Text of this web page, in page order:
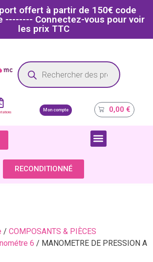
offert à partir de 150€ code
-------- Connectez-vous pour voir
les prix TTC
dédié aux professionnels de la santé
Mon compte 0,00€
RECONDITIONNÉ
/ COMPOSANTS & PIÈCES
6 / MANOMETRE DE PRESSION A